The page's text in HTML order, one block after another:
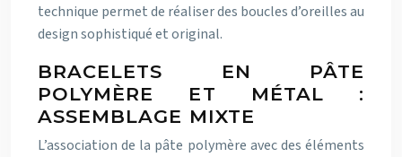
technique permet de réaliser des boucles d’oreilles au
design sophistiqué et original.
BRACELETS EN PÂTE
POLYMÈRE ET MÉTAL :
ASSEMBLAGE MIXTE
L’association de la pâte polymère avec des éléments